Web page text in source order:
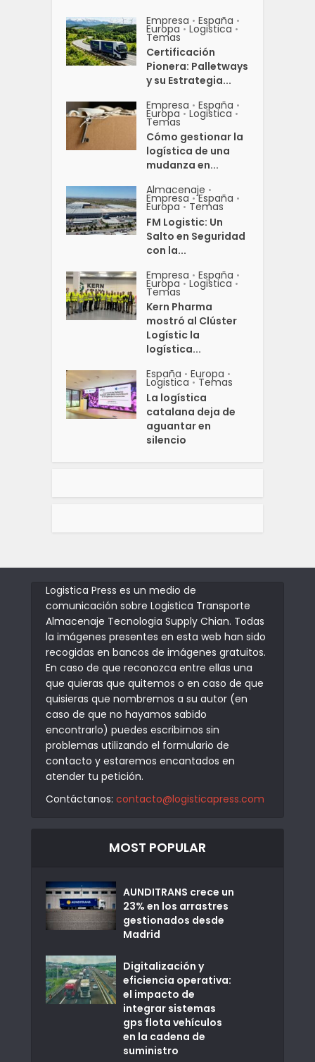
Empresa • España •
Europa • Logistica •
Temas
Certificación
Pionera: Palletways
y su Estrategia...
Empresa • España •
Europa • Logistica •
Temas
Cómo gestionar la
logística de una
mudanza en...
Almacenaje •
Empresa • España •
Europa • Temas
FM Logistic: Un
Salto en Seguridad
con la...
Empresa • España •
Europa • Logistica •
Temas
Kern Pharma
mostró al Clúster
Logístic la
logística...
España • Europa •
Logistica • Temas
La logística
catalana deja de
aguantar en
silencio
Logistica Press es un medio de
comunicación sobre Logistica Transporte
Almacenaje Tecnologia Supply Chian. Todas
la imágenes presentes en esta web han sido
recogidas en bancos de imágenes gratuitos.
En caso de que reconozca entre ellas una
que quieras que quitemos o en caso de que
quisieras que nombremos a su autor (en
caso de que no hayamos sabido
encontrarlo) puedes escribirnos sin
problemas utilizando el formulario de
contacto y estaremos encantados en
atender tu petición.
Contáctanos: contacto@logisticapress.com
MOST POPULAR
AUNDITRANS crece un
23% en los arrastres
gestionados desde
Madrid
Digitalización y
eficiencia operativa:
el impacto de
integrar sistemas
gps flota vehículos
en la cadena de
suministro